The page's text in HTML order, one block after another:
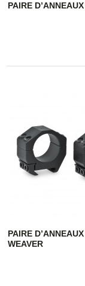
PAIRE
PAIRE
WEAVER